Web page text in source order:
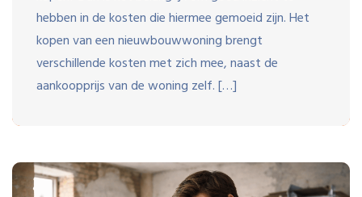
hebben in de kosten die hiermee gemoeid zijn. Het
kopen van een nieuwbouwwoning brengt
verschillende kosten met zich mee, naast de
aankoopprijs van de woning zelf. […]